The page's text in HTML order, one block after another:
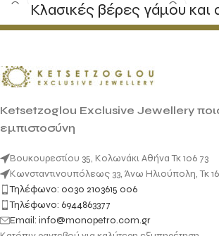
Κλασικές βέρες γάμου
Ketsetzoglou Exclusive Jewellery
εμπιστοσύνη
Βουκουρεστίου 35, Κολωνάκι Αθήνα Τκ 106 73
Κωνσταντινουπόλεως 33, Άνω Ηλιούπολη, Τκ
Τηλέφωνο: 0030 2103615 006
Τηλέφωνο: 6944863377
Email: info@monopetro.com.gr